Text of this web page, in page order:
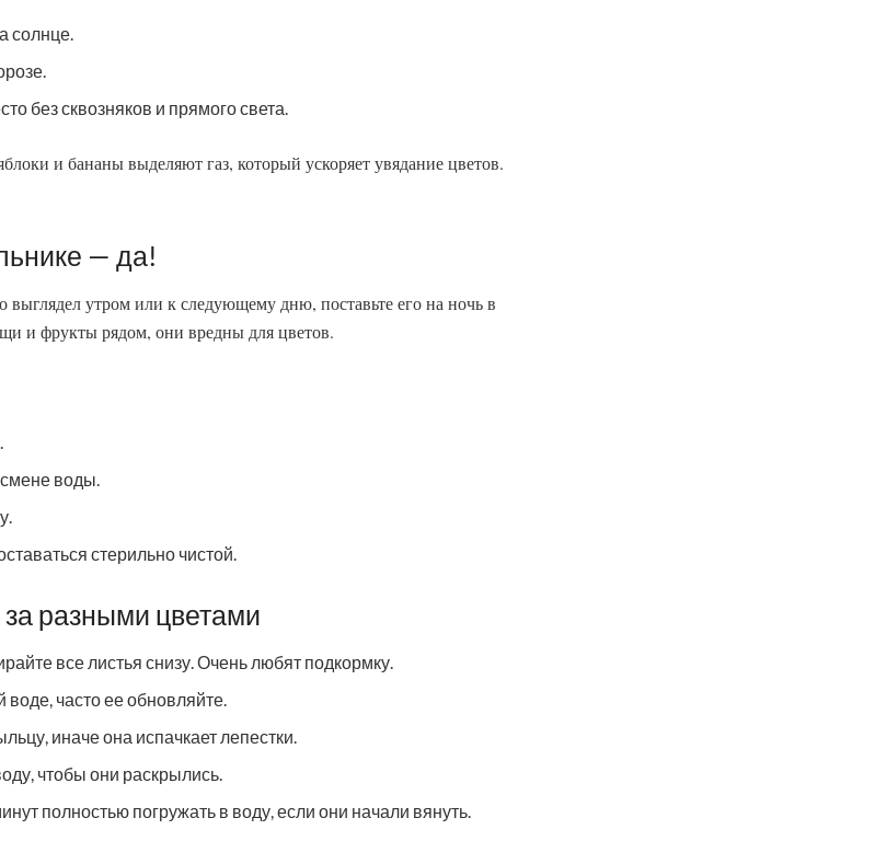
солнце.
без сквозняков и прямого света.
и бананы выделяют газ, который ускоряет увядание цветов.
— да!
выглядел утром или к следующему дню, поставьте его на ночь в
и фрукты рядом, они вредны для цветов.
воды.
стерильно чистой.
разными цветами
все листья снизу. Очень любят подкормку.
часто ее обновляйте.
иначе она испачкает лепестки.
чтобы они раскрылись.
полностью погружать в воду, если они начали вянуть.